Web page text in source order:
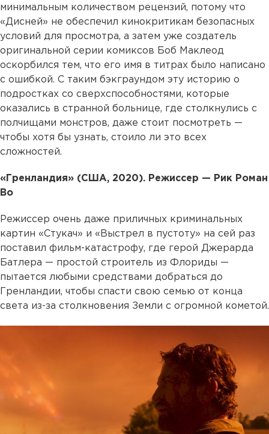
минимальным количеством рецензий, потому что
«Дисней» не обеспечил кинокритикам безопасных
условий для просмотра, а затем уже создатель
оригинальной серии комиксов Боб Маклеод
оскорбился тем, что его имя в титрах было написано
с ошибкой. С таким бэкграундом эту историю о
подростках со сверхспособностями, которые
оказались в странной больнице, где столкнулись с
полчищами монстров, даже стоит посмотреть —
чтобы хотя бы узнать, стоило ли это всех
сложностей.
«Гренландия» (США, 2020). Режиссер — Рик Роман
Во
Режиссер очень даже приличных криминальных
картин «Стукач» и «Выстрел в пустоту» на сей раз
поставил фильм-катастрофу, где герой Джерарда
Батлера — простой строитель из Флориды —
пытается любыми средствами добраться до
Гренландии, чтобы спасти свою семью от конца
света из-за столкновения Земли с огромной кометой.